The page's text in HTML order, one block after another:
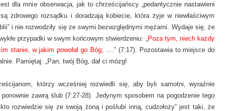
dla mnie obserwacja, jak to chrześcijańscy „pedantycznie nastawieni
są zdrowego rozsądku i doradzają kobiecie, która żyje w niewłaściwym
i nie rozwodziły się ze swymi bezwzględnymi mężami. Wydaje się, że
przypadki w swym końcowym stwierdzeniu: „Poza tym, niech każdy
stanie, w jakim powołał go Bóg; ….” (7:17). Pozostawia to miejsce do
Pamiętaj: „Pan, twój Bóg, dał ci mózg!
którzy wcześniej rozwiedli się, aby byli samotni, wyraźnie
zawrą ślub (7:27-28). Jedynym sposobem na pogodzenie tego
rozwiedzie się ze swoją żoną i poślubi inną, cudzołoży” jest taki, że